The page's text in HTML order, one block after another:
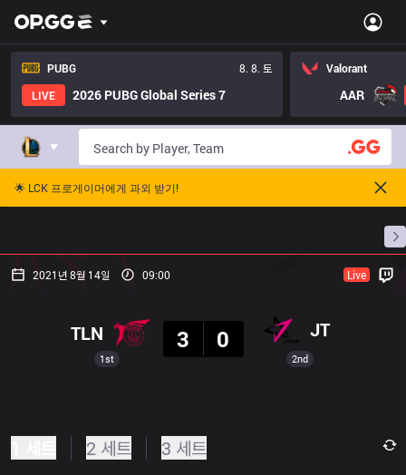
PUBG
8. 8. 토
LIVE
2026 PUBG Global Series 7
Valorant
AAR
🌟 LCK 프로게이머에게 과외 받기!
프로빌
2021년 8월 14일 09:00 Live
1st
TLN
3
0 JT
2nd
2 세트 3 세트